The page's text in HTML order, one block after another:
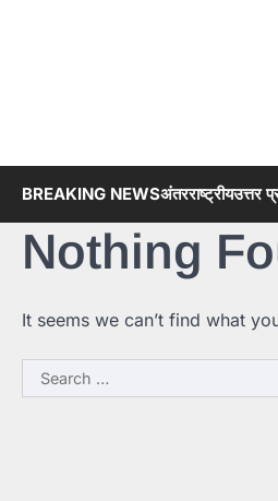
BREAKING NEWSअंतरराष्ट्रीयउत्तर
Nothing
It seems we can’t find what
Search
for: